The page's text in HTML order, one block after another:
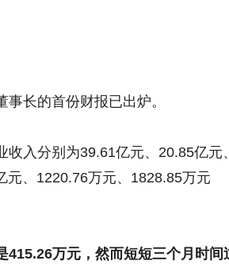
长的首份财报已出炉。
入分别为39.61亿元、20.85亿元、
元、1220.76万元、1828.85万元
415.26万元，然而短短三个月时间